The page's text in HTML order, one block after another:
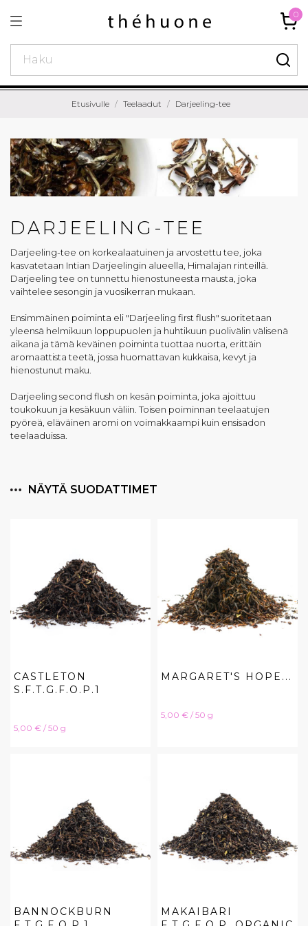
0
Etusivulle Teelaadut Darjeeling-tee
DARJEELING-TEE
Darjeeling-tee on korkealaatuinen ja arvostettu tee, joka
kasvatetaan Intian Darjeelingin alueella, Himalajan rinteillä.
Darjeeling tee on tunnettu hienostuneesta mausta, joka
vaihtelee sesongin ja vuosikerran mukaan.
Ensimmäinen poiminta eli "Darjeeling first flush" suoritetaan
yleensä helmikuun loppupuolen ja huhtikuun puolivälin välisenä
aikana ja tämä keväinen poiminta tuottaa nuorta, erittäin
aromaattista teetä, jossa huomattavan kukkaisa, kevyt ja
hienostunut maku.
Darjeeling second flush on kesän poiminta, joka ajoittuu
toukokuun ja kesäkuun väliin. Toisen poiminnan teelaatujen
pyöreä, eläväinen aromi on voimakkaampi kuin ensisadon
teelaaduissa.
NÄYTÄ SUODATTIMET
CASTLETON
S.F.T.G.F.O.P.1
Hinta
5,00 € / 50 g
MARGARET'S HOPE...
Hinta
5,00 € / 50 g
BANNOCKBURN
MAKAIBARI